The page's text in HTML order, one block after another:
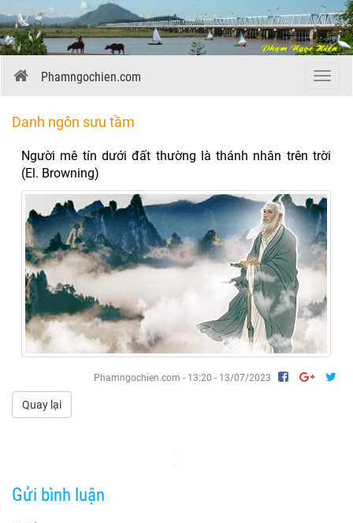
Menu
Phamngochien.com
Danh ngôn sưu tầm
Người mê tín dưới đất thường là thánh nhân trên trời
(El. Browning)
Phamngochien.com - 13:20 - 13/07/2023
Quay lại
Gửi bình luận